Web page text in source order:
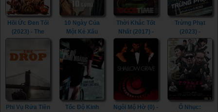
Hồi Ức Đen Tối
(2023) - The
10 Ngày Của
Một Kẻ Xấu
(2023) - 10 Days
of a Bad Man
(2023)
Thời Khắc Tốt
Nhất (2017) -
(2017)
Trừng Phạt
(2023) -
Retribution
(2023)
Phi Vụ Rửa Tiền
Tốc Độ Kinh
Ngôi Mộ Hờ (0) -
Ô Nhục: